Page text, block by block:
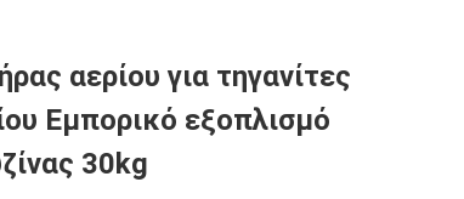
αερίου για τηγανίτες
Εμπορικό εξοπλισμό
30kg